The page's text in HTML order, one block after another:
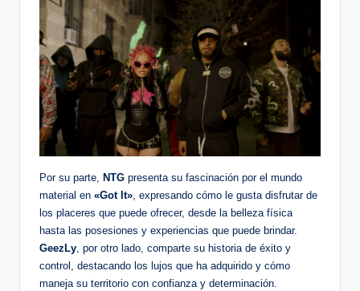
Por su parte, NTG presenta su fascinación por el mundo
material en «Got It» , expresando cómo le gusta disfrutar de
los placeres que puede ofrecer, desde la belleza física
hasta las posesiones y experiencias que puede brindar.
GeezLy , por otro lado, comparte su historia de éxito y
control, destacando los lujos que ha adquirido y cómo
maneja su territorio con confianza y determinación.